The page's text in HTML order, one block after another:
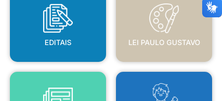
EDITAIS
EDITAIS
LEI PAULO GUSTAVO
LEI PAULO GUSTAVO
JORNAL OFICIAL POLÍTICA NACIONAL ALDIR
BLANC